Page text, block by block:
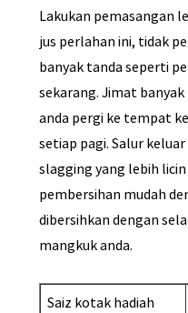
Lakukan pemasangan
jus perlahan ini, tidak
banyak tanda seperti
sekarang. Jimat
anda pergi ke tempat
setiap pagi. Salur
slagging yang lebih
pembersihan mudah
dibersihkan dengan
mangkuk anda.
Saiz kotak hadiah